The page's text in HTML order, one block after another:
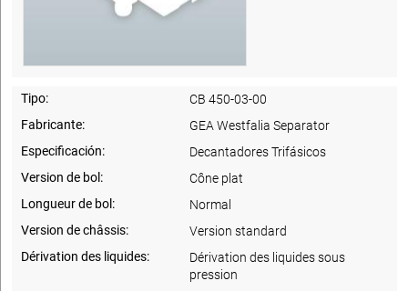
Tipo:
CB 450-03-00
Fabricante:
GEA Westfalia Separator
Especificación:
Decantadores Trifásicos
Version de bol:
Cône plat
Longueur de bol:
Normal
Version de châssis:
Version standard
Dérivation des liquides:
Dérivation des liquides sous
pression